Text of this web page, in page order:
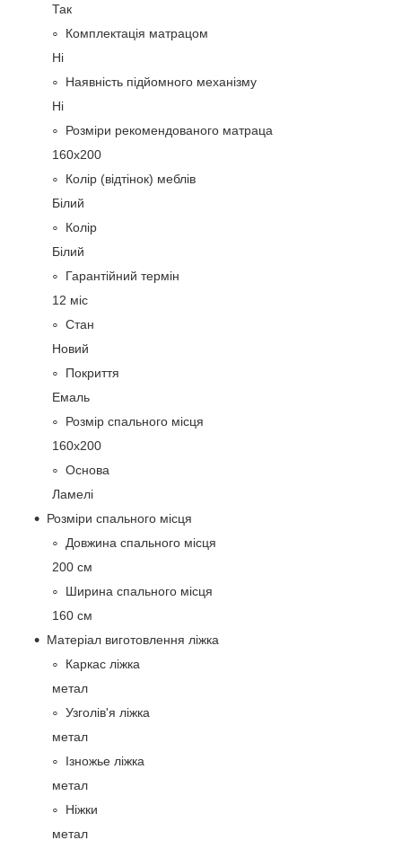
Так
Комплектація матрацом
Ні
Наявність підйомного механізму
Ні
Розміри рекомендованого матраца
160х200
Колір (відтінок) меблів
Білий
Колір
Білий
Гарантійний термін
12 міс
Стан
Новий
Покриття
Емаль
Розмір спального місця
160х200
Основа
Ламелі
Розміри спального місця
Довжина спального місця
200 см
Ширина спального місця
160 см
Матеріал виготовлення ліжка
Каркас ліжка
метал
Узголів'я ліжка
метал
Ізножье ліжка
метал
Ніжки
метал